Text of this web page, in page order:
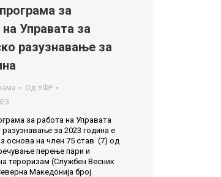
за
Управата за
разузнавање за
Од УФР
за работа на Управата
за 2023 година е
основа на член 75 став (7) од
перење пари и
тероризам (Службен Весник
Македонија број.